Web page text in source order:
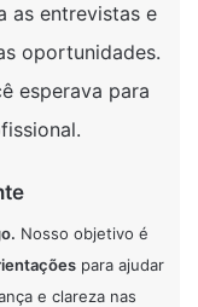
as entrevistas e
oportunidades.
esperava para
Nosso objetivo é
para ajudar
e clareza nas